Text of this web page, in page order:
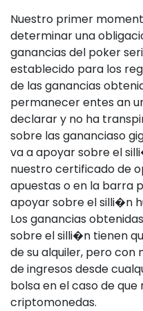
Nuestro primer
determinar una
ganancias del poker
establecido para los
de las ganancias
permanecer entes an
declarar y no ha
sobre las gananciaso
va a apoyar sobre el
nuestro certificado de
apuestas o en la barra
apoyar sobre el silli�n
Los ganancias
sobre el silli�n tienen
de su alquiler, pero con
de ingresos desde
bolsa en el caso de que
criptomonedas.